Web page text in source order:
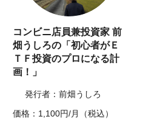
コンビニ店員兼投資家 前
畑うしろの「初心者がＥ
ＴＦ投資のプロになる計
画！」
発行者：前畑うしろ
価格：1,100円/月（税込）